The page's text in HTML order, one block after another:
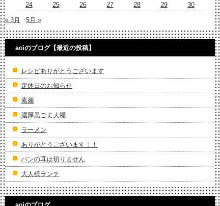
24
25 26 27 28 29 30
« 3月 5月 »
aoiのブログ【最近の投稿】
レシピありがとうございます
定休日のお知らせ
素麺
濃厚黒ごま大福
ラーメン
ありがとうございます！！
パンの耳は切りません
大人様ランチ